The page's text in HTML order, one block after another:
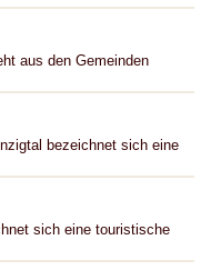
aus den Gemeinden
bezeichnet sich eine
sich eine touristische